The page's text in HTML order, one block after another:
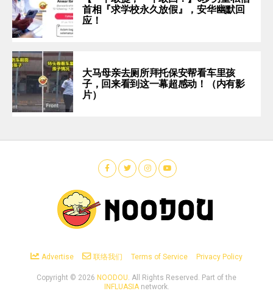
首相『求学校永久放假』，安华幽默回
应！
大马母亲去厕所拜托保安帮看车里孩
子，回来看到这一幕超感动！（内有影
片）
Advertise 联络我们 Terms of Service Privacy Policy
Copyright © 2026 NOODOU. All Rights Reserved. Part of the
INFLUASIAnetwork.